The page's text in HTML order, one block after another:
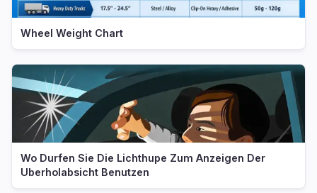
Wheel Weight Chart
Wo Durfen Sie Die Lichthupe Zum Anzeigen Der
Uberholabsicht Benutzen